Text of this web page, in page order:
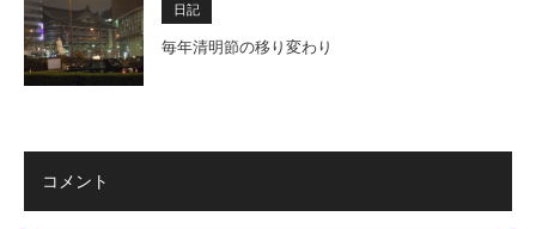
日記
毎年清明節の移り変わり
コメント